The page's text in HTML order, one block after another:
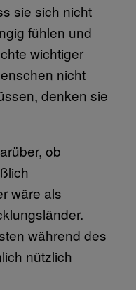
sie sich nicht
fühlen und
wichtiger
nicht
denken sie
ob
wäre als
während des
nützlich